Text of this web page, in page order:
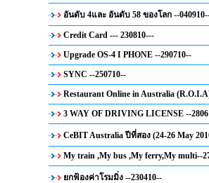
อันดับ 4และ อันดับ 58 ของโลก --
Credit Card --- 230810---
Upgrade OS-4 I PHONE --290710--
SYNC --250710--
Restaurant Online in Australia
3 WAY OF DRIVING LICENSE --
CeBIT Australia ปีที่สอง (24-26 May
My train ,My bus ,My ferry,My multi--
ยกฟ้องค่าโรมมิ่ง --230410--